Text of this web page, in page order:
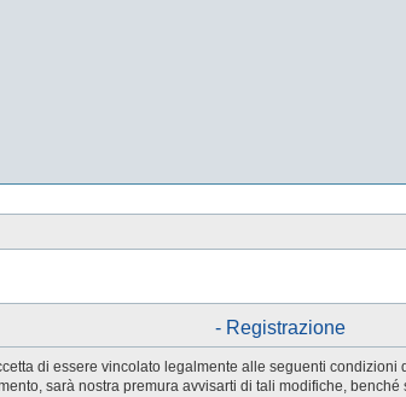
- Registrazione
di essere vincolato legalmente alle seguenti
sarà nostra premura avvisarti di tali modifiche,